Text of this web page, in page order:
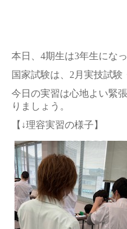
本日、4期生は3年生にな
国家試験は、2月実技試
今日の実習は心地よい緊
りましょう。
【↓理容実習の様子】